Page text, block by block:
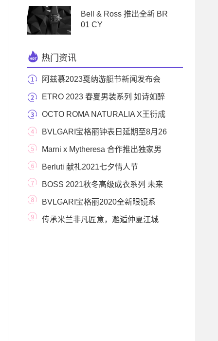
Bell & Ross 推出全新 BR
01 CY
热门资讯
阿兹慕2023戛纳游艇节新闻发布会
ETRO 2023 春夏男装系列 如诗如醉
OCTO ROMA NATURALIA X王衍成
系列腕表 以精妙机械结构
BVLGARI宝格丽钟表日延期至8月26
日至29日于日内瓦
Marni x Mytheresa 合作推出独家男
装胶囊系列
Berluti 献礼2021七夕情人节
BOSS 2021秋冬高级成衣系列 未来
已至 BVLGARI宝格丽2020全新眼镜系
列，凝眸感知暖意阳光
传承米兰非凡匠意，邂逅仲夏江城